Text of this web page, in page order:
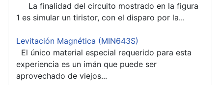
La finalidad del circuito mostrado en la figura
1 es simular un tiristor, con el disparo por la...
Levitación Magnética (MIN643S)
El único material especial requerido para esta
experiencia es un imán que puede ser
aprovechado de viejos...